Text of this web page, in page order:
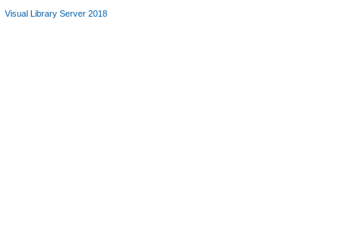
Visual Library Server 2018